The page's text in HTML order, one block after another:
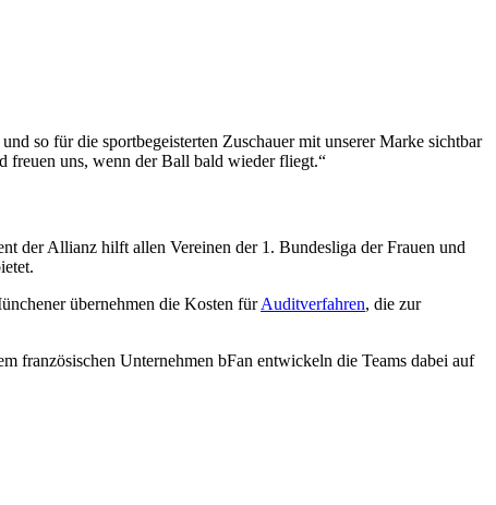
so für die sportbegeisterten Zuschauer mit unserer Marke sichtbar
freuen uns, wenn der Ball bald wieder fliegt.“
der Allianz hilft allen Vereinen der 1. Bundesliga der Frauen und
übernehmen die Kosten fürAuditverfahren, die zur
französischen Unternehmen bFan entwickeln die Teams dabei auf